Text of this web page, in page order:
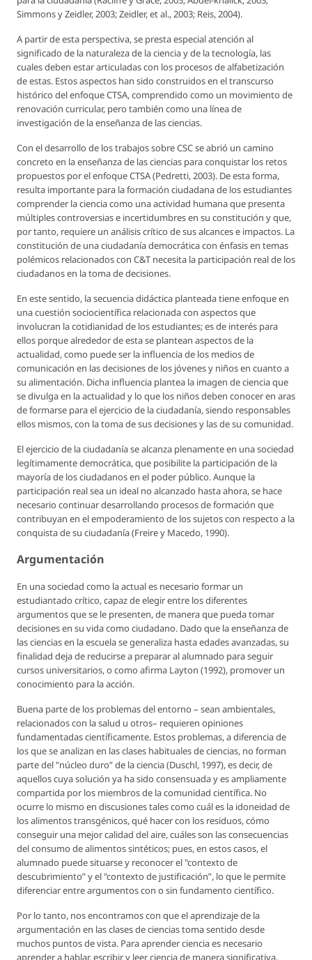
Simmons y Zeidler, 2003; Zeidler, et al., 2003; Reis, 2004).
A partir de esta perspectiva, se presta especial atención al
significado de la naturaleza de la ciencia y de la tecnología, las
cuales deben estar articuladas con los procesos de alfabetización
de estas. Estos aspectos han sido construidos en el transcurso
histórico del enfoque CTSA, comprendido como un movimiento de
renovación curricular, pero también como una línea de
investigación de la enseñanza de las ciencias.
Con el desarrollo de los trabajos sobre CSC se abrió un camino
concreto en la enseñanza de las ciencias para conquistar los retos
propuestos por el enfoque CTSA (Pedretti, 2003). De esta forma,
resulta importante para la formación ciudadana de los estudiantes
comprender la ciencia como una actividad humana que presenta
múltiples controversias e incertidumbres en su constitución y que,
por tanto, requiere un análisis crítico de sus alcances e impactos. La
constitución de una ciudadanía democrática con énfasis en temas
polémicos relacionados con C&T necesita la participación real de los
ciudadanos en la toma de decisiones.
En este sentido, la secuencia didáctica planteada tiene enfoque en
una cuestión sociocientífica relacionada con aspectos que
involucran la cotidianidad de los estudiantes; es de interés para
ellos porque alrededor de esta se plantean aspectos de la
actualidad, como puede ser la influencia de los medios de
comunicación en las decisiones de los jóvenes y niños en cuanto a
su alimentación. Dicha influencia plantea la imagen de ciencia que
se divulga en la actualidad y lo que los niños deben conocer en aras
de formarse para el ejercicio de la ciudadanía, siendo responsables
ellos mismos, con la toma de sus decisiones y las de su comunidad.
El ejercicio de la ciudadanía se alcanza plenamente en una sociedad
legítimamente democrática, que posibilite la participación de la
mayoría de los ciudadanos en el poder público. Aunque la
participación real sea un ideal no alcanzado hasta ahora, se hace
necesario continuar desarrollando procesos de formación que
contribuyan en el empoderamiento de los sujetos con respecto a la
conquista de su ciudadanía (Freire y Macedo, 1990).
Argumentación
En una sociedad como la actual es necesario formar un
estudiantado crítico, capaz de elegir entre los diferentes
argumentos que se le presenten, de manera que pueda tomar
decisiones en su vida como ciudadano. Dado que la enseñanza de
las ciencias en la escuela se generaliza hasta edades avanzadas, su
finalidad deja de reducirse a preparar al alumnado para seguir
cursos universitarios, o como afirma Layton (1992), promover un
conocimiento para la acción.
Buena parte de los problemas del entorno – sean ambientales,
relacionados con la salud u otros– requieren opiniones
fundamentadas científicamente. Estos problemas, a diferencia de
los que se analizan en las clases habituales de ciencias, no forman
parte del "núcleo duro” de la ciencia (Duschl, 1997), es decir, de
aquellos cuya solución ya ha sido consensuada y es ampliamente
compartida por los miembros de la comunidad científica. No
ocurre lo mismo en discusiones tales como cuál es la idoneidad de
los alimentos transgénicos, qué hacer con los residuos, cómo
conseguir una mejor calidad del aire, cuáles son las consecuencias
del consumo de alimentos sintéticos; pues, en estos casos, el
alumnado puede situarse y reconocer el "contexto de
descubrimiento” y el "contexto de justificación”, lo que le permite
diferenciar entre argumentos con o sin fundamento científico.
Por lo tanto, nos encontramos con que el aprendizaje de la
argumentación en las clases de ciencias toma sentido desde
muchos puntos de vista. Para aprender ciencia es necesario
aprender a hablar, escribir y leer ciencia de manera significativa.